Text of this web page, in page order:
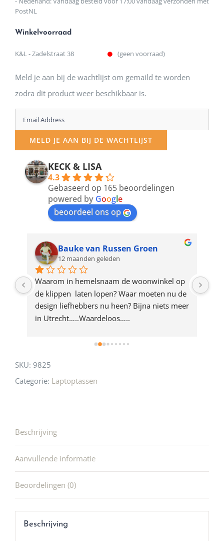
PostNL
Winkelvoorraad
K&L - Zadelstraat 38 (geen voorraad)
Meld je aan bij de wachtlijst om gemaild te worden
zodra dit product weer beschikbaar is.
Enter
your
email
address
product
MELD JE AAN BIJ DE WACHTLIJST
KECK & LISA
4.3
Gebaseerd op 165 beoordelingen
powered by Google
beoordeel ons op
Bauke van Russen Groen
12 maanden geleden
Waarom in hemelsnaam de woonwinkel op
de klippen  laten lopen? Waar moeten nu de
design liefhebbers nu heen? Bijna niets meer
in Utrecht…..Waardeloos…..
SKU: 9825
Categorie: Laptoptassen
Beschrijving
Aanvullende informatie
Beoordelingen (0)
Beschrijving